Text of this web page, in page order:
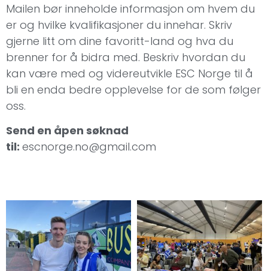
Mailen bør inneholde informasjon om hvem du
er og hvilke kvalifikasjoner du innehar. Skriv
gjerne litt om dine favoritt-land og hva du
brenner for å bidra med. Beskriv hvordan du
kan være med og videreutvikle ESC Norge til å
bli en enda bedre opplevelse for de som følger
oss.
Send en åpen søknad
til: escnorge.no@gmail.com